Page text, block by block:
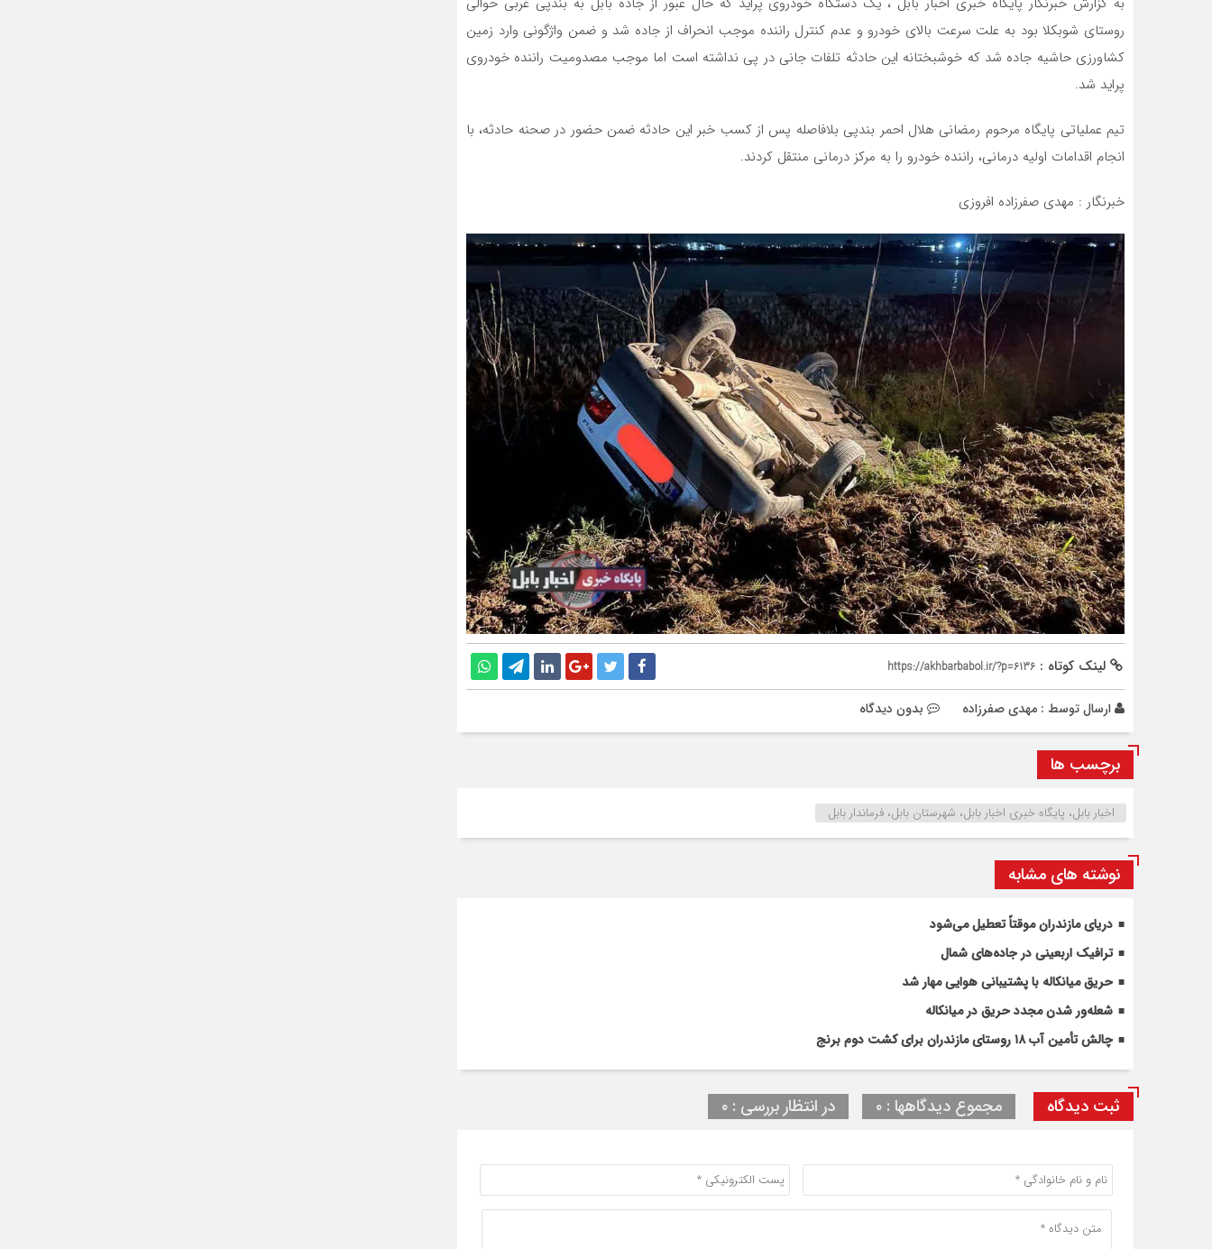
روستای شوبکلا بود به علت سرعت بالای خودرو و عدم کنترل راننده موجب انحراف از جاده شد و ضمن واژگونی وارد زمین
کشاورزی حاشیه جاده شد که خوشبختانه این حادثه تلفات جانی در پی نداشته است اما موجب مصدومیت راننده خودروی
پراید شد.
تیم عملیاتی پایگاه مرحوم رمضانی هلال احمر بندپی بلافاصله پس از کسب خبر این حادثه ضمن حضور در صحنه حادثه، با
انجام اقدامات اولیه درمانی، راننده خودرو را به مرکز درمانی منتقل کردند.
خبرنگار : مهدی صفرزاده افروزی
لینک کوتاه : https://akhbarbabol.ir/?p=6136
ارسال توسط : مهدی صفرزاده بدون دیدگاه
برچسب ها
اخبار بابل، پایگاه خبری اخبار بابل، شهرستان بابل، فرماندار بابل
نوشته های مشابه
دریای مازندران موقتاً تعطیل می‌شود
ترافیک اربعینی در جاده‌های شمال
حریق میانکاله با پشتیبانی هوایی مهار شد
شعله‌ور شدن مجدد حریق در میانکاله
چالش تأمین آب ۱۸ روستای مازندران برای کشت دوم برنج
ثبت دیدگاه مجموع دیدگاهها : ۰ در انتظار بررسی : ۰